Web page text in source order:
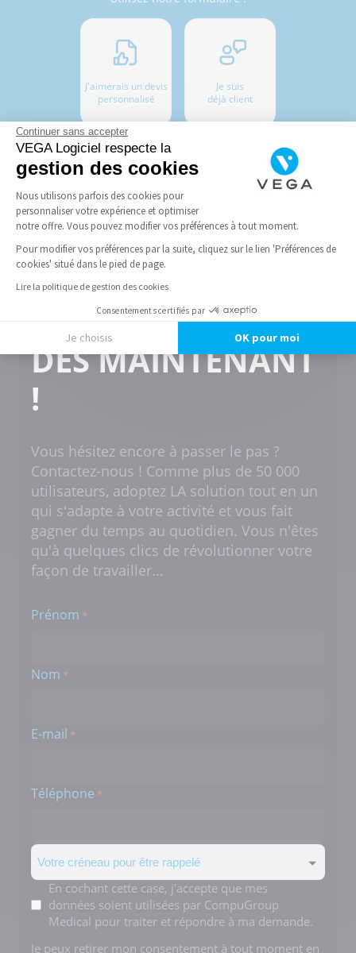
Continuer sans accepter
VEGA Logiciel respecte la
gestion des cookies
Nous utilisons parfois des cookies pour
personnaliser votre expérience et optimiser
notre offre. Vous pouvez modifier vos préférences à tout moment.
Pour modifier vos préférences par la suite, cliquez sur le lien 'Préférences de
cookies' situé dans le pied de page.
Lire la politique de gestion des cookies
Consentements certifiés par
Je choisis OK pour moi
Axeptio consent
Plateforme de Gestion du Consentement : Personnalisez vos Options
Notre plateforme vous permet d'adapter et de gérer vos paramètres
J'aimerais un devis
personnalisé
Je suis
déjà client
ALORS ? QU'ATTENDEZ-VOUS ?
ESSAYEZ VEGA
DÈS MAINTENANT
!
Vous hésitez encore à passer le pas ?
Contactez-nous ! Comme plus de 50 000
utilisateurs, adoptez LA solution tout en un
qui s'adapte à votre activité et vous fait
gagner du temps au quotidien. Vous n'êtes
qu'à quelques clics de révolutionner votre
façon de travailler...
Prénom *
Nom *
E-mail *
Téléphone *
Créneau
Mentions
*
En cochant cette case, j'accepte que mes
données soient utilisées par CompuGroup
Medical pour traiter et répondre à ma demande.
Je peux retirer mon consentement à tout moment en